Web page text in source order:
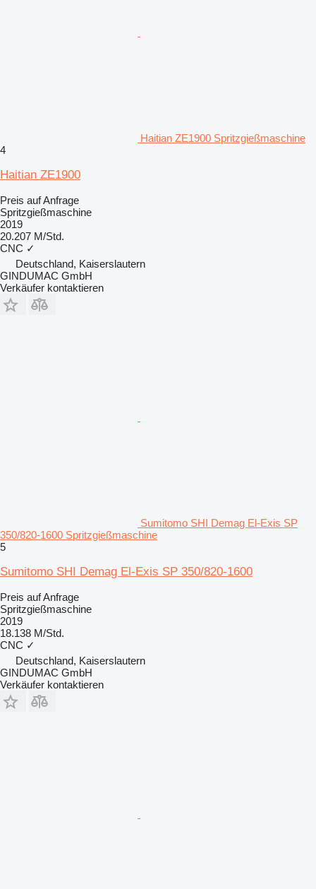
Haitian ZE1900 Spritzgießmaschine
4
Haitian ZE1900
Preis auf Anfrage
Spritzgießmaschine
2019
20.207 M/Std.
CNC ✓
Deutschland, Kaiserslautern
GINDUMAC GmbH
Verkäufer kontaktieren
Sumitomo SHI Demag El-Exis SP
350/820-1600 Spritzgießmaschine
5
Sumitomo SHI Demag El-Exis SP 350/820-1600
Preis auf Anfrage
Spritzgießmaschine
2019
18.138 M/Std.
CNC ✓
Deutschland, Kaiserslautern
GINDUMAC GmbH
Verkäufer kontaktieren